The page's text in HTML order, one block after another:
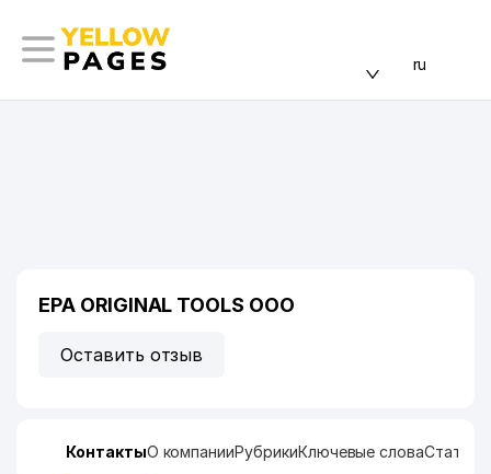
ru
EPA ORIGINAL TOOLS ООО
Оставить отзыв
КонтактыО компанииРубрикиКлючевые слова